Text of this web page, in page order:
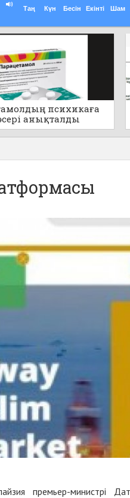
Таң Күн Бесін Екінті Шам
психикаға
анықталды
премьер-министрі